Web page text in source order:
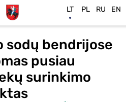
sodų bendrijose
pusiau
surinkimo
LT PL RU EN